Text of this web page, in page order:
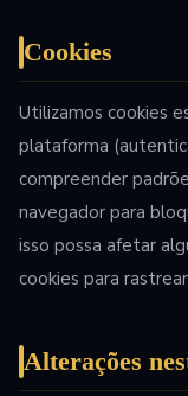
Cookies
Utilizamos cookies
plataforma
compreender
navegador para
isso possa afetar
cookies para
Alterações